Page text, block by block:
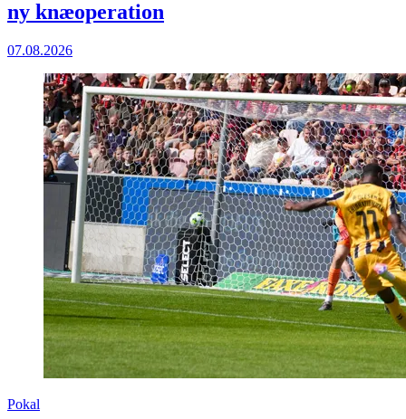
ny knæoperation
07.08.2026
Pokal